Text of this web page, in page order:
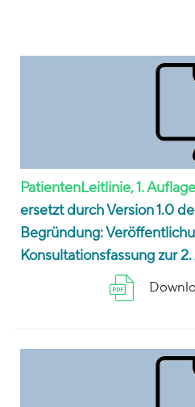
PatientenLeitlinie, 1.
ersetzt durch Version 1.0
Begründung:
Konsultationsfassung zur